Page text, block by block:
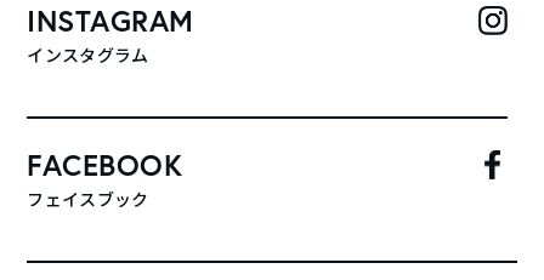
INSTAGRAM
インスタグラム
FACEBOOK
フェイスブック